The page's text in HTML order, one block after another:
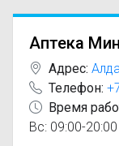
Аптека
Адрес:
Телефон:
Время
Вс: 09:00-20:00